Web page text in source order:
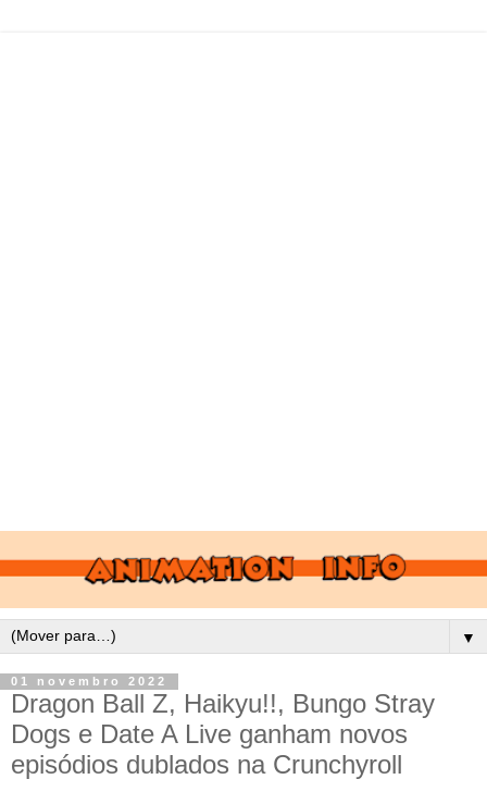
▼
01 novembro 2022
Dragon Ball Z, Haikyu!!, Bungo Stray
Dogs e Date A Live ganham novos
episódios dublados na Crunchyroll